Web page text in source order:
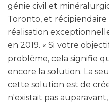
génie civil et
Toronto, et
réalisation
en 2019. « Si votre
problème, cela signifie
encore la solution. La
cette solution est de
n'existait pas